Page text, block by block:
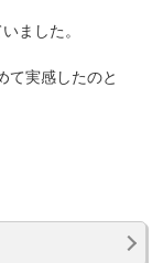
ました。
て実感したのと